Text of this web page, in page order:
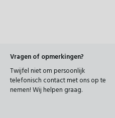
Vragen of opmerkingen?
Twijfel niet om persoonlijk
telefonisch contact met ons op te
nemen! Wij helpen graag.